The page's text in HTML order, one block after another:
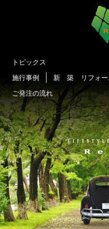
トピックス
施行事例
新 築 リフォ
ご発注の流れ